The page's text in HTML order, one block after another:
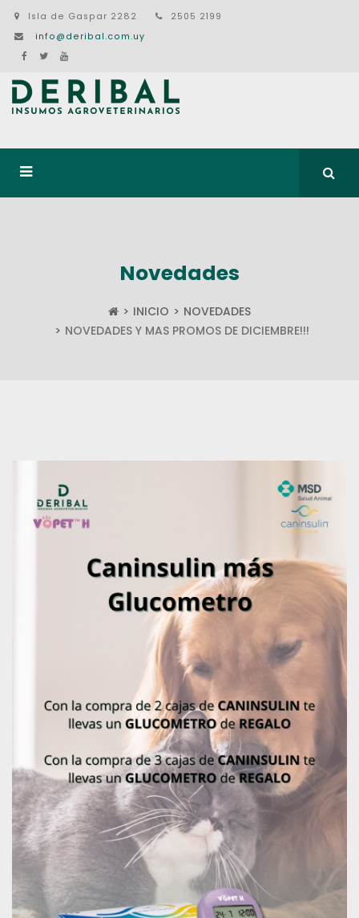
Isla de Gaspar 2282
2505 2199
info@deribal.com.uy
Novedades
INICIO
NOVEDADES
NOVEDADES Y MAS PROMOS DE DICIEMBRE!!!